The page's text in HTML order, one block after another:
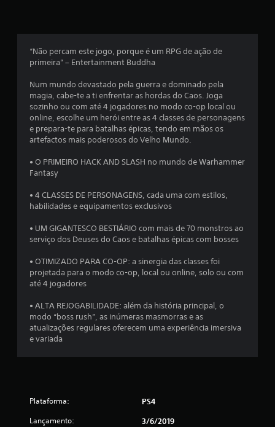
m
a
e
8
e
s
t
“Não percam este jogo, porque é um RPG de ação de
primeira” – Entertainment Buddha
Num mundo devastado pela guerra e dominado pela
magia, cabe-te a ti enfrentar as hordas do Caos. Joga
sozinho ou com até 4 jogadores no modo co-op local ou
online, escolhe um herói entre as 4 classes de personagens
e prepara-te para batalhas épicas, tendo em mãos os
artefactos mais poderosos do Velho Mundo.
• O PRIMEIRO HACK AND SLASH no mundo de Warhammer
Fantasy
• 4 CLASSES DE PERSONAGENS, cada uma com estilos,
habilidades e equipamentos exclusivos
• UM GIGANTESCO BESTIÁRIO com mais de 70 monstros ao
serviço dos Deuses do Caos e batalhas épicas com bosses
• OTIMIZADO PARA CO-OP: a sinergia das classes foi
projetada para o modo co-op, local ou online, solo ou com
até 4 jogadores
• ALTA REJOGABILIDADE: além da história principal, o
modo “boss rush”, as inúmeras masmorras e as
atualizações regulares oferecem uma experiência imersiva
e variada
Plataforma: PS4
Lançamento: 3/6/2019